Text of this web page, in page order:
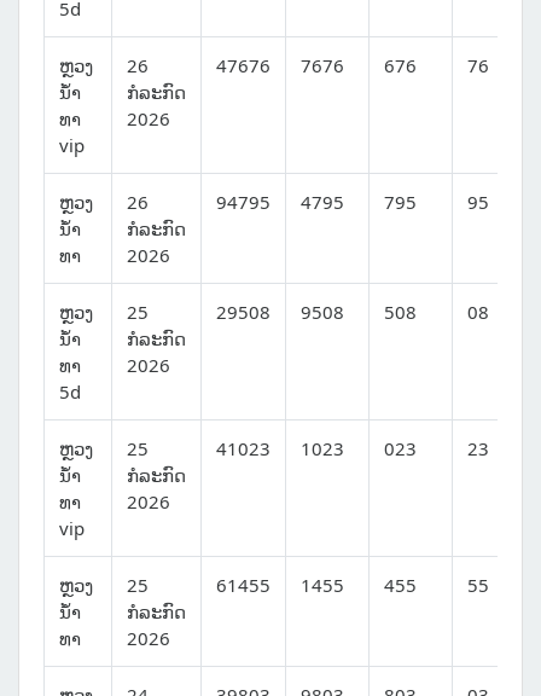
5d
ຫຼວງ
ນໍ້າ
ທາ
vip
26
ກໍລະກົດ
2026
47676 7676 676 76
ຫຼວງ
ນໍ້າ
ທາ
26
ກໍລະກົດ
2026
94795 4795 795 95
ຫຼວງ
ນໍ້າ
ທາ
5d
25
ກໍລະກົດ
2026
29508 9508 508 08
ຫຼວງ
ນໍ້າ
ທາ
vip
25
ກໍລະກົດ
2026
41023 1023 023 23
ຫຼວງ
ນໍ້າ
ທາ
25
ກໍລະກົດ
2026
61455 1455 455 55